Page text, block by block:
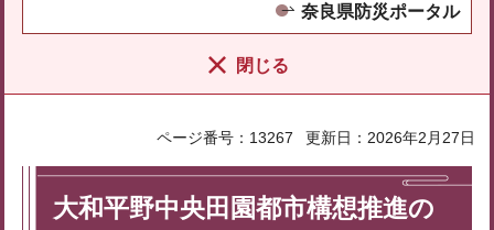
奈良県防災ポータル
閉じる
ページ番号：13267 更新日：2026年2月27日
大和平野中央田園都市構想推進の